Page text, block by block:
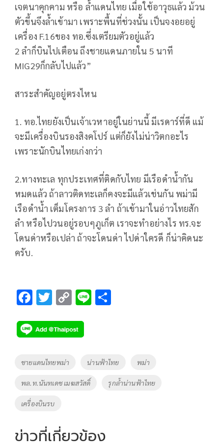
เจตนาคุกคาม หรือ ล้ำแดนไทย เมื่อใช้อาวุธแล้ว ม้วน
ตัวขึ้นจึงล้ำเข้ามา เพราะพื้นที่ช่วงนั้น เป็นจงอยอยู่
เครื่อง F.16ของ ทอ.ซึ่งเตรียมตัวอยู่แล้ว
2 ลำก็บินไปเตือน ถึงชายแดนภายใน 5 นาที
MIG29ก็กลับไปแล้ว”
สาระสำคัญอยู่ตรงไหน
1. ทอ.ไทยยังเป็นเจ้าเวหาอยู่ในย่านนี้ มีเรดาร์ที่ดี แม้
จะมีเครื่องบินรองสิงคโปร์ แต่ก็ยังไม่น่าวิตกอะไร
เพราะนักบินไทยเก่งกว่า
2.ทางทะเล ทุกประเทศที่ติดกับไทย มีเรือดำน้ำกัน
หมดแล้ว ถ้าลาวติดทะเลก็คงจะมีแล้วเช่นกัน พม่ามี
เรือดำน้ำ เต็มโครงการ 3 ลำ ถ้าเข้ามาในอ่าวไทยสัก
ลำ หรือไปวนอยู่รอบๆภูเก็ต เราจะทำอย่างไร ทร.จะ
โดนด่าหรือเปล่า ถ้าจะโดนด่า ไปด่าใครดี ก็น่าคิดนะ
ครับ.
F
e
b
o
o
k
T
tt
er
C
p
y
n
k
Li
Tags
ชายแดนไทยพม่า น่านฟ้าไทย พม่า
พล.ท.นันทเดช เมฆสวัสดิ์ รุกล้ำน่านฟ้าไทย
เครื่องบินรบ
ข่าวที่เกี่ยวข้อง